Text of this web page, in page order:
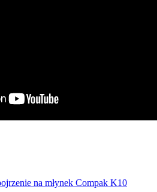
na młynek Compak K10